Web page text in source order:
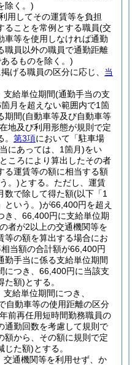
除く。)
用してその運賃等を負担
ることを常例とする職員(交
車等を使用しなければ通勤
職員以外の職員で通勤距離
るものを除く。)
げる職員の区分に応じ、 当
給単位期間(通勤手当の支
月を超えない範囲内で1箇
期間(自動車等及び自動車等
地及び利用形態が規則で定
第3項において「駐車場
にあっては、1箇月)をい
ころにより算出したその者
る運賃等の額に相当する額
。)とする。 ただし、運賃
数で除して得た額(以下「1
という。)が66,400円を超え
き、66,400円に支給単位期
者が2以上の交通機関等を
等の額を算出する場合にお
当額の合計額が66,400円
勤手当に係る支給単位期間
につき、66,400円に当該支
た額)とする。
給単位期間につき、
自動車等の使用距離の区分
前再任用短時間勤務職員の
通勤回数を考慮して規則で
額から、その額に規則で定
じた額)とする。
通機関等を利用せず、か